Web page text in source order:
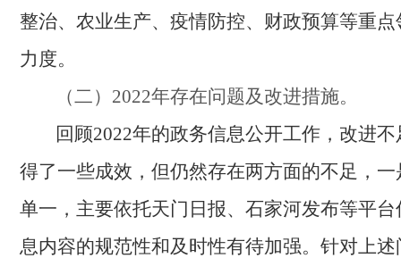
整治、农业生产、疫情防控、财政预算等重
力度。
（二） 2022年存在问题及改进措施。
回顾2022年的政务信息公开工作，改进
得了一些成效，但仍然存在两方面的不足，
单一，主要依托天门日报、石家河发布等平台
息内容的规范性和及时性有待加强。针对上